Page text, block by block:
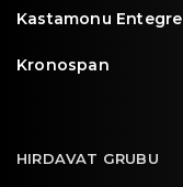
Kastamonu Entegre
Kronospan
HIRDAVAT GRUBU